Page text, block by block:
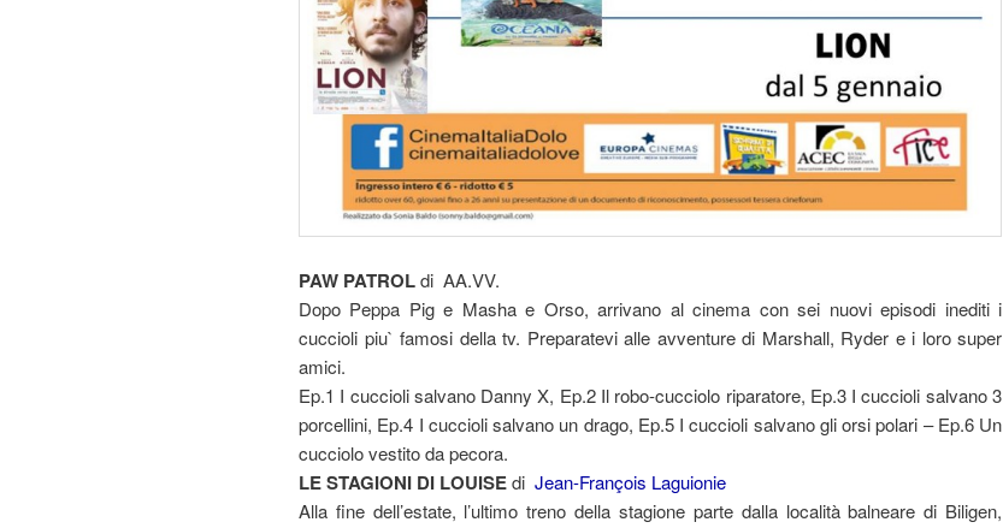
PAW PATROLdi AA.VV.
Dopo Peppa Pig e Masha e Orso, arrivano al cinema con sei nuovi episodi inediti i
cuccioli piu` famosi della tv. Preparatevi alle avventure di Marshall, Ryder e i loro super
amici.
Ep.1 I cuccioli salvano Danny X, Ep.2 Il robo-cucciolo riparatore, Ep.3 I cuccioli salvano 3
porcellini, Ep.4 I cuccioli salvano un drago, Ep.5 I cuccioli salvano gli orsi polari – Ep.6 Un
cucciolo vestito da pecora.
LE STAGIONI DI LOUISEdi Jean-François Laguionie
Alla fine dell’estate, l’ultimo treno della stagione parte dalla località balneare di Biligen,